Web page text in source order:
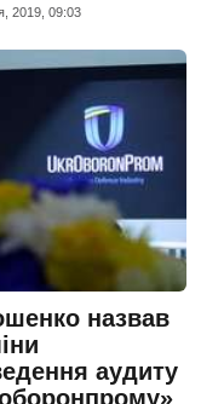
2019, 09:03
назвав
аудиту